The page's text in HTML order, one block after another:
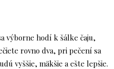
výborne hodí k šálke čaju,
rovno dva, pri pečení sa
vyššie, mäkšie a ešte lepšie.